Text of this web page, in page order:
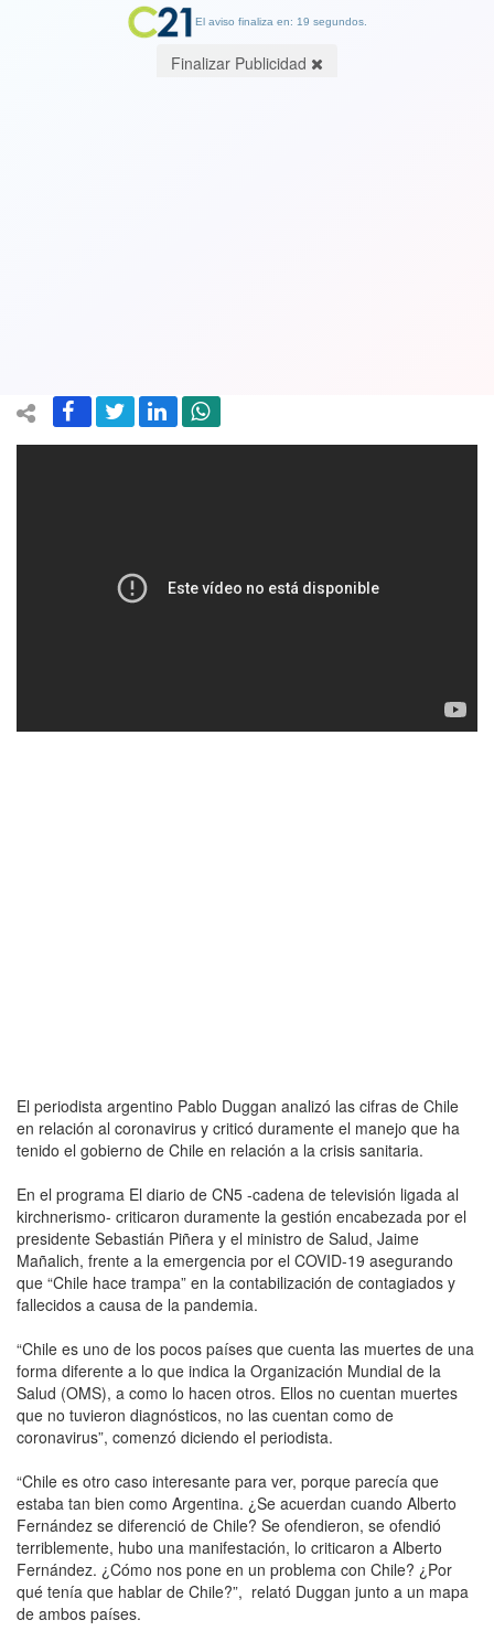
El periodista argentino Pablo Duggan analizó las cifras de Chile
en relación al coronavirus y criticó duramente el manejo que ha
tenido el gobierno de Chile en relación a la crisis sanitaria.
En el programa El diario de CN5 -cadena de televisión ligada al
kirchnerismo- criticaron duramente la gestión encabezada por el
presidente Sebastián Piñera y el ministro de Salud, Jaime
Mañalich, frente a la emergencia por el COVID-19 asegurando
que “Chile hace trampa” en la contabilización de contagiados y
fallecidos a causa de la pandemia.
“Chile es uno de los pocos países que cuenta las muertes de una
forma diferente a lo que indica la Organización Mundial de la
Salud (OMS), a como lo hacen otros. Ellos no cuentan muertes
que no tuvieron diagnósticos, no las cuentan como de
coronavirus”, comenzó diciendo el periodista.
“Chile es otro caso interesante para ver, porque parecía que
estaba tan bien como Argentina. ¿Se acuerdan cuando Alberto
Fernández se diferenció de Chile? Se ofendieron, se ofendió
terriblemente, hubo una manifestación, lo criticaron a Alberto
Fernández. ¿Cómo nos pone en un problema con Chile? ¿Por
qué tenía que hablar de Chile?”, relató Duggan junto a un mapa
de ambos países.
El aviso finaliza en: 19 segundos.
Finalizar Publicidad